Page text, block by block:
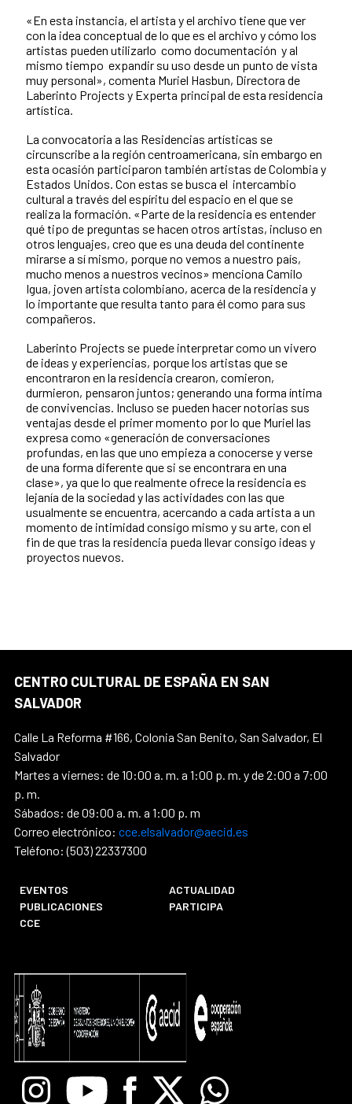
«En esta instancia, el artista y el archivo tiene que ver
con la idea conceptual de lo que es el archivo y cómo los
artistas pueden utilizarlo como documentación y al
mismo tiempo expandir su uso desde un punto de vista
muy personal», comenta Muriel Hasbun, Directora de
Laberinto Projects y Experta principal de esta residencia
artística.
La convocatoria a las Residencias artísticas se
circunscribe a la región centroamericana, sin embargo en
esta ocasión participaron también artistas de Colombia y
Estados Unidos. Con estas se busca el intercambio
cultural a través del espíritu del espacio en el que se
realiza la formación. «Parte de la residencia es entender
qué tipo de preguntas se hacen otros artistas, incluso en
otros lenguajes, creo que es una deuda del continente
mirarse a sí mismo, porque no vemos a nuestro país,
mucho menos a nuestros vecinos» menciona Camilo
Igua, joven artista colombiano, acerca de la residencia y
lo importante que resulta tanto para él como para sus
compañeros.
Laberinto Projects se puede interpretar como un vivero
de ideas y experiencias, porque los artistas que se
encontraron en la residencia crearon, comieron,
durmieron, pensaron juntos; generando una forma íntima
de convivencias. Incluso se pueden hacer notorias sus
ventajas desde el primer momento por lo que Muriel las
expresa como «generación de conversaciones
profundas, en las que uno empieza a conocerse y verse
de una forma diferente que si se encontrara en una
clase», ya que lo que realmente ofrece la residencia es
lejanía de la sociedad y las actividades con las que
usualmente se encuentra, acercando a cada artista a un
momento de intimidad consigo mismo y su arte, con el
fin de que tras la residencia pueda llevar consigo ideas y
proyectos nuevos.
CENTRO CULTURAL DE ESPAÑA EN SAN
SALVADOR
Calle La Reforma #166, Colonia San Benito, San Salvador, El
Salvador
Martes a viernes: de 10:00 a. m. a 1:00 p. m. y de 2:00 a 7:00
p. m.
Sábados: de 09:00 a. m. a 1:00 p. m
Correo electrónico: cce.elsalvador@aecid.es
Teléfono: (503) 22337300
EVENTOS
ACTUALIDAD
PUBLICACIONES
PARTICIPA
CCE
InstagramYoutube Facebook
X Whatsapp